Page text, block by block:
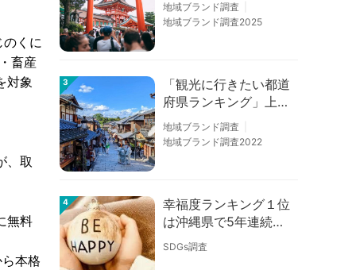
くに
畜産
対象
、取
無料
本格
川上昇
地域ブランド調査
地域ブランド調査2025
3
「観光に行きたい都道
府県ランキング」上位
の順位に変動あり
地域ブランド調査
地域ブランド調査2022
4
幸福度ランキング１位
は沖縄県で5年連続！
佐賀、愛知が順位上昇
【幸福度調査2026】
SDGs調査